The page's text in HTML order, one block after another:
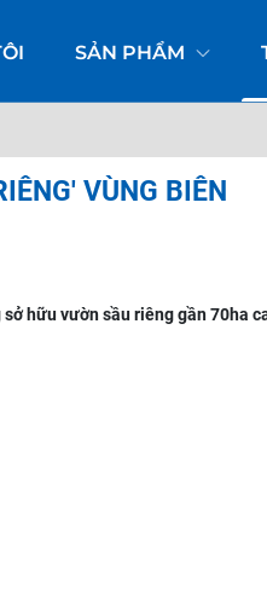
SẢN PHẨM
VÙNG BIÊN
hữu vườn sầu riêng gần 70ha